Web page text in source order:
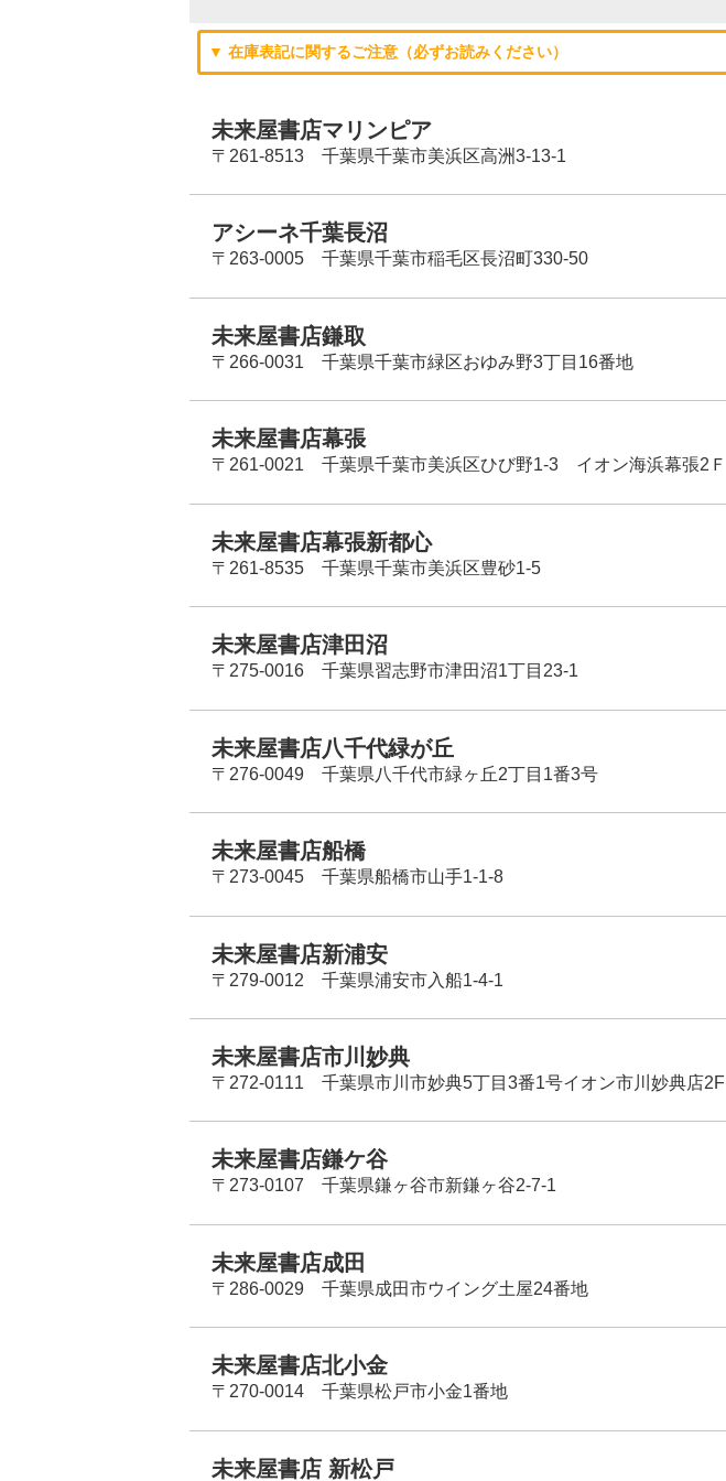
▼ 在庫表記に関するご注意（必ずお読みください）
未来屋書店マリンピア
〒261-8513 千葉県千葉市美浜区高洲3-13-1
アシーネ千葉長沼
〒263-0005 千葉県千葉市稲毛区長沼町330-50
未来屋書店鎌取
〒266-0031 千葉県千葉市緑区おゆみ野3丁目16番地
未来屋書店幕張
〒261-0021 千葉県千葉市美浜区ひび野1-3 イオン海浜幕張2Ｆ
未来屋書店幕張新都心
〒261-8535 千葉県千葉市美浜区豊砂1-5
未来屋書店津田沼
〒275-0016 千葉県習志野市津田沼1丁目23-1
未来屋書店八千代緑が丘
〒276-0049 千葉県八千代市緑ヶ丘2丁目1番3号
未来屋書店船橋
〒273-0045 千葉県船橋市山手1-1-8
未来屋書店新浦安
〒279-0012 千葉県浦安市入船1-4-1
未来屋書店市川妙典
〒272-0111 千葉県市川市妙典5丁目3番1号イオン市川妙典店2F
未来屋書店鎌ケ谷
〒273-0107 千葉県鎌ヶ谷市新鎌ヶ谷2-7-1
未来屋書店成田
〒286-0029 千葉県成田市ウイング土屋24番地
未来屋書店北小金
〒270-0014 千葉県松戸市小金1番地
未来屋書店 新松戸